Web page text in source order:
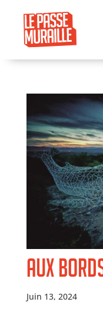
Aux
Juin 13, 2024